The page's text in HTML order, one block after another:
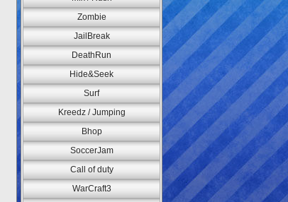
Zombie
JailBreak
DeathRun
Hide&Seek
Surf
Kreedz / Jumping
Bhop
SoccerJam
Call of duty
WarCraft3